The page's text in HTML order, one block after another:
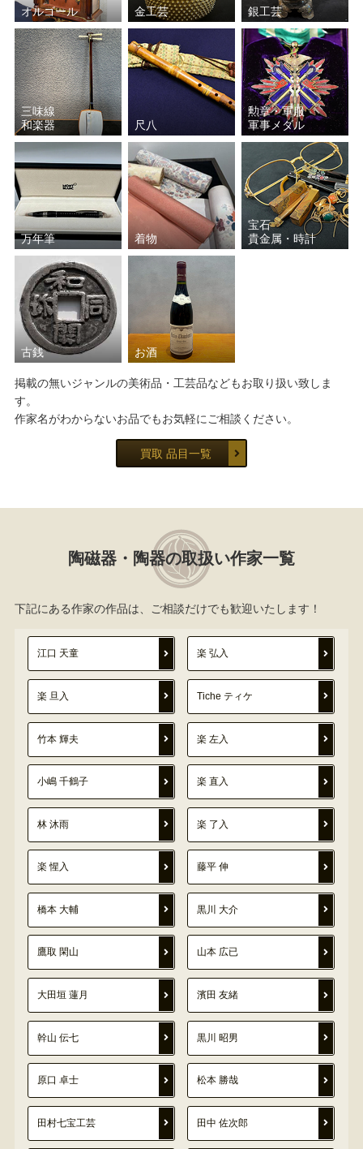
オルゴール 金工芸 銀工芸
三味線
和楽器
尺八
勲章・軍服
軍事メダル
万年筆 着物
宝石
貴金属・時計
古銭 お酒
掲載の無いジャンルの美術品・工芸品などもお取り扱い致しま
す。
作家名がわからないお品でもお気軽にご相談ください。
買取 品目一覧
陶磁器・陶器の取扱い作家一覧
下記にある作家の作品は、ご相談だけでも歓迎いたします！
江口 天童 楽 弘入
楽 旦入 Tiche ティケ
竹本 輝夫 楽 左入
小嶋 千鶴子 楽 直入
林 沐雨 楽 了入
楽 惺入 藤平 伸
橋本 大輔 黒川 大介
鷹取 閑山 山本 広已
大田垣 蓮月 濱田 友緒
幹山 伝七 黒川 昭男
原口 卓士 松本 勝哉
田村七宝工芸 田中 佐次郎